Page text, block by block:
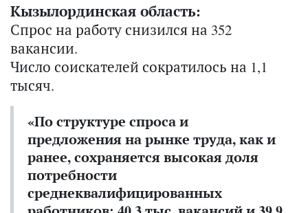
Кызылординская область:
Спрос на работу снизился на 352
вакансии.
Число соискателей сократилось на 1,1
тысяч.
«По структуре спроса и
предложения на рынке труда, как и
ранее, сохраняется высокая доля
потребности
среднеквалифицированных